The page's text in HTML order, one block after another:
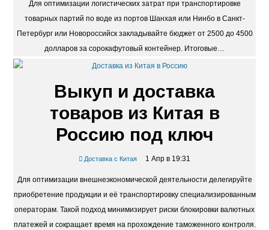
Для оптимизации логистических затрат при транспортировке
товарных партий по воде из портов Шанхая или Нинбо в Санкт-
Петербург или Новороссийск закладывайте бюджет от 2500 до 4500
долларов за сорокафутовый контейнер. Итоговые…
Выкуп и доставка
товаров из Китая в
Россию под ключ
Доставка с Китая 1 Апр в 19:31
Для оптимизации внешнеэкономической деятельности делегируйте
приобретение продукции и её транспортировку специализированным
операторам. Такой подход минимизирует риски блокировки валютных
платежей и сокращает время на прохождение таможенного контроля.